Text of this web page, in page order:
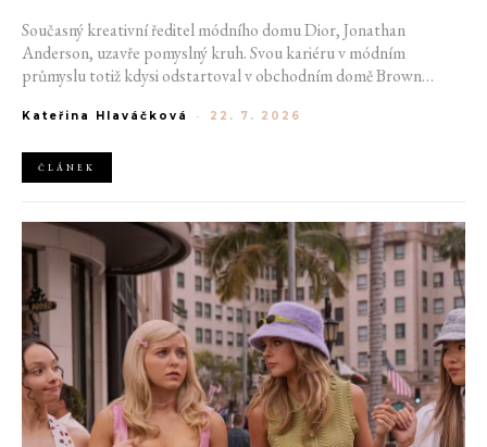
Současný kreativní ředitel módního domu Dior, Jonathan
Anderson, uzavře pomyslný kruh. Svou kariéru v módním
průmyslu totiž kdysi odstartoval v obchodním domě Brown
jedné z největších luxusních značek světa. V prosinci totiž v
Fall 2027.
Kateřina Hlaváčková - 22. 7. 2026
ČLÁNEK